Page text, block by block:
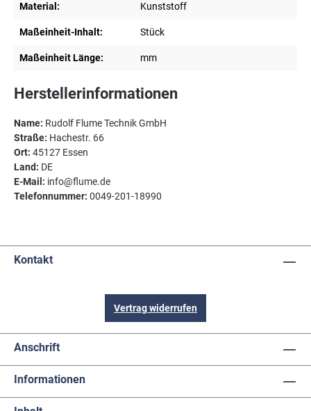
Material: Kunststoff
Maßeinheit-Inhalt: Stück
Maßeinheit Länge: mm
Herstellerinformationen
Name: Rudolf Flume Technik GmbH
Straße: Hachestr. 66
Ort: 45127 Essen
Land: DE
E-Mail: info@flume.de
Telefonnummer: 0049-201-18990
Kontakt
Vertrag widerrufen
Anschrift
Informationen